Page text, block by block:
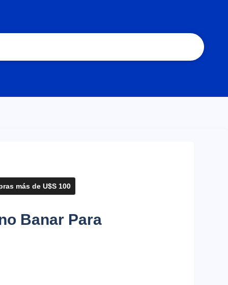
más de U$S 100
Banar Para